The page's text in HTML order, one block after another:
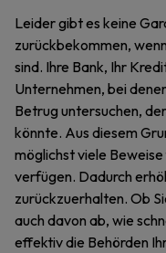
Leider gibt es keine
zurückbekommen,
sind. Ihre Bank, Ihr
Unternehmen, bei
Betrug untersuchen,
könnte. Aus diesem
möglichst viele
verfügen. Dadurch
zurückzuerhalten. Ob
auch davon ab, wie
effektiv die Behörden